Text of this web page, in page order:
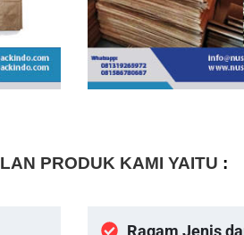
PRODUK KAMI YAITU :
Ragam Jenis